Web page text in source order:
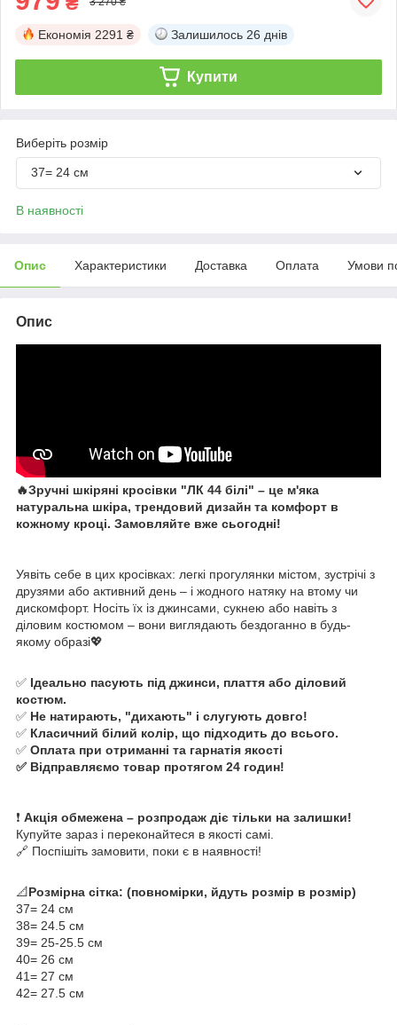
Економія 2291 ₴ Залишилось 26 днів
Купити
Виберіть розмір
37= 24 см
В наявності
Опис Характеристики Доставка Оплата Умови
Опис
🔥Зручні шкіряні кросівки "ЛК 44 білі" – це м'яка
натуральна шкіра, трендовий дизайн та комфорт в
кожному кроці. Замовляйте вже сьогодні!
Уявіть себе в цих кросівках: легкі прогулянки містом, зустрічі з
друзями або активний день – і жодного натяку на втому чи
дискомфорт. Носіть їх із джинсами, сукнею або навіть з
діловим костюмом – вони виглядають бездоганно в будь-
якому образі💖
✅ Ідеально пасують під джинси, плаття або діловий
костюм.
✅ Не натирають, "дихають" і слугують довго!
✅ Класичний білий колір, що підходить до всього.
✅ Оплата при отриманні та гарнатія якості
✅ Відправляємо товар протягом 24 годин!
❗ Акція обмежена – розпродаж діє тільки на залишки!
Купуйте зараз і переконайтеся в якості самі.
🔗 Поспішіть замовити, поки є в наявності!
📐Розмірна сітка: (повномірки, йдуть розмір в розмір)
37= 24 см
38= 24.5 см
39= 25-25.5 см
40= 26 см
41= 27 см
42= 27.5 см